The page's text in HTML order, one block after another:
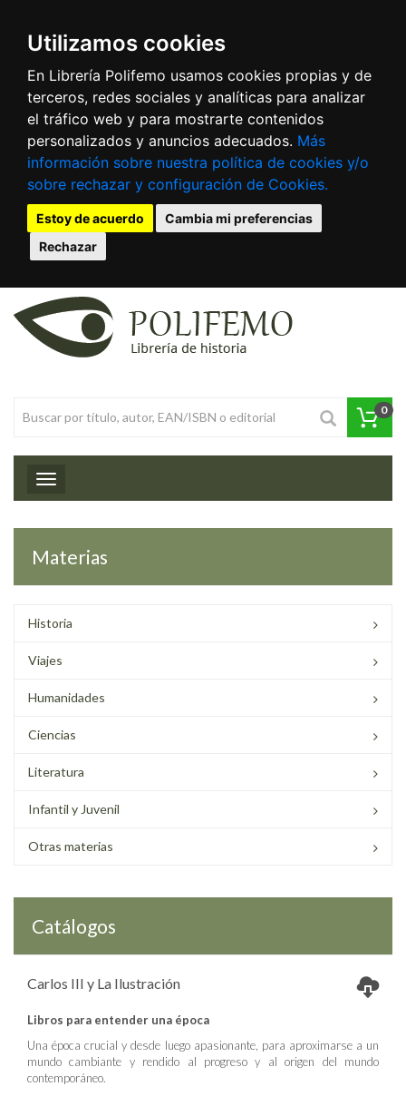
Utilizamos cookies
En Librería Polifemo usamos cookies propias y de
terceros, redes sociales y analíticas para analizar
el tráfico web y para mostrarte contenidos
personalizados y anuncios adecuados. Más
información sobre nuestra política de cookies y/o
sobre rechazar y configuración de Cookies.
Estoy de acuerdo
Cambia mi preferencias
Rechazar
0
Toggle navigation
Materias
Historia
Viajes
Humanidades
Ciencias
Literatura
Infantil y Juvenil
Otras materias
Catálogos
Carlos III y La Ilustración
Libros para entender una época
Una época crucial y desde luego apasionante, para aproximarse a un
mundo cambiante y rendido al progreso y al origen del mundo
contemporáneo.